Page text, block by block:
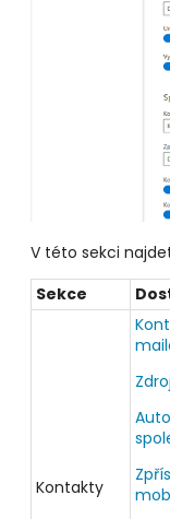
V této sekci
Sekce
Kontakty